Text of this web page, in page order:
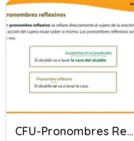
CFU-Pronombres Reflexivos Module 3 Week 2